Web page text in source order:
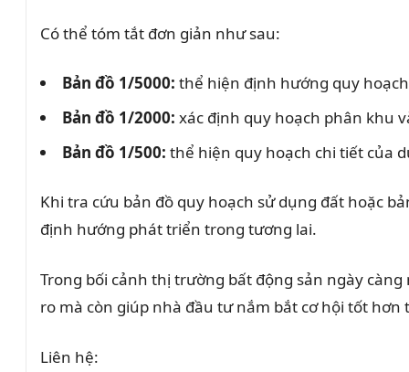
Có thể tóm tắt đơn giản như sau:
Bản đồ 1/5000: thể hiện định hướng quy
Bản đồ 1/2000: xác định quy hoạch phân khu
Bản đồ 1/500: thể hiện quy hoạch chi tiết của
Khi tra cứu bản đồ quy hoạch sử dụng đất hoặc
định hướng phát triển trong tương lai.
Trong bối cảnh thị trường bất động sản ngày
ro mà còn giúp nhà đầu tư nắm bắt cơ hội tốt
Liên hệ: